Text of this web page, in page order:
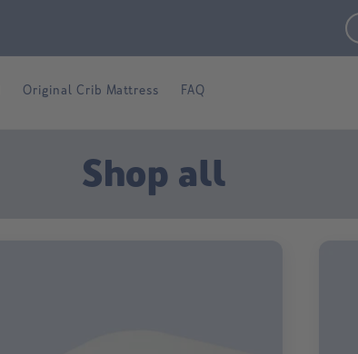
Original Crib Mattress FAQ
C
Shop all